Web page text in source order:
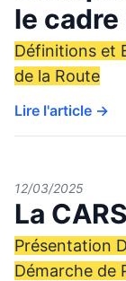
le
Définitions et
de la Route
Lire l'article →
La
12/03/2025
Présentation
Démarche de